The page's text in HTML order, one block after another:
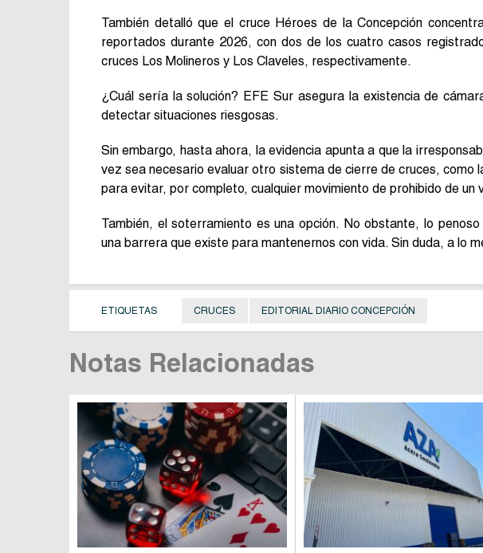
También detalló que el cruce Héroes de la Concepción
reportados durante 2026, con dos de los cuatro casos
cruces Los Molineros y Los Claveles, respectivamente.
¿Cuál sería la solución? EFE Sur asegura la existencia de
detectar situaciones riesgosas.
Sin embargo, hasta ahora, la evidencia apunta a que la
vez sea necesario evaluar otro sistema de cierre de cruces, como
para evitar, por completo, cualquier movimiento de prohibido de un
También, el soterramiento es una opción. No obstante, lo
una barrera que existe para mantenernos con vida. Sin duda, a lo
ETIQUETAS CRUCES EDITORIAL DIARIO CONCEPCIÓN
Notas Relacionadas